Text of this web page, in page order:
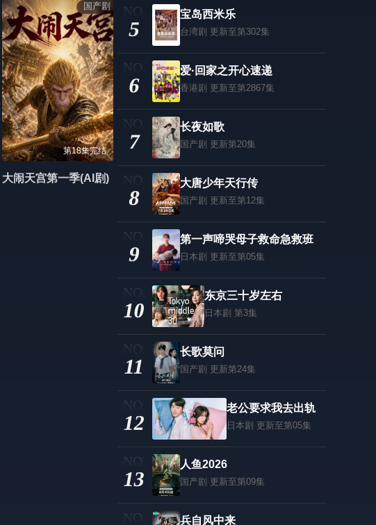
国产剧
第18集完结
大闹天宫第一季(AI剧)
5
宝岛西米乐
台湾剧 更新至第302集
6
爱·回家之开心速递
香港剧 更新至第2867集
7
长夜如歌
国产剧 更新第20集
8
大唐少年天行传
国产剧 更新至第12集
9
第一声啼哭母子救命急救班
日本剧 更新至第05集
10
东京三十岁左右
日本剧 第3集
11
长歌莫问
国产剧 更新第24集
12
老公要求我去出轨
日本剧 更新至第05集
13
人鱼2026
国产剧 更新至第09集
兵自风中来